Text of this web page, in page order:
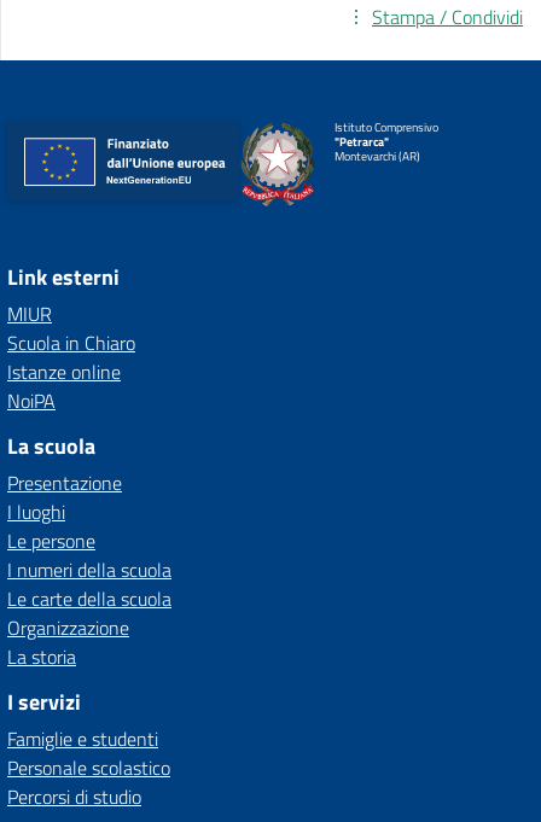
Stampa / Condividi
Istituto Comprensivo
"Petrarca"
Montevarchi (AR)
Link esterni
MIUR
Scuola in Chiaro
Istanze online
NoiPA
La scuola
Presentazione
I luoghi
Le persone
I numeri della scuola
Le carte della scuola
Organizzazione
La storia
I servizi
Famiglie e studenti
Personale scolastico
Percorsi di studio